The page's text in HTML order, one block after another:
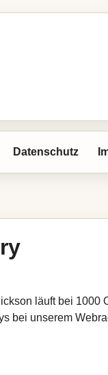
Datenschutz
läuft bei 1000
bei unserem